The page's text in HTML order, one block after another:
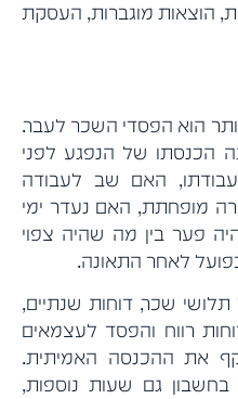
הוצאות מוגברות, העסקת
הוא הפסדי השכר לעבר.
הכנסתו של הנפגע לפני
האם שב לעבודה
מופחתת, האם נעדר ימי
פער בין מה שהיה צפוי
לאחר התאונה.
שכר, דוחות שנתיים,
רווח והפסד לעצמאים
את ההכנסה האמיתית.
גם שעות נוספות,